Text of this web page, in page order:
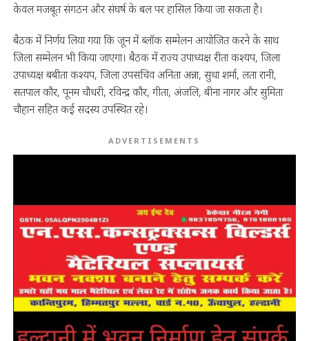
केवल मजबूत संगठन और संघर्ष के बल पर हासिल किया जा सकता है।
बैठक में निर्णय लिया गया कि जून में ब्लॉक सम्मेलन आयोजित करने के साथ
जिला सम्मेलन भी किया जाएगा। बैठक में राज्य उपाध्यक्ष रीता कश्यप, जिला
उपाध्यक्ष बबीता कश्यप, जिला उपसचिव अनिता अन्ना, सुधा शर्मा, लता रानी,
सतपाल कौर, पूनम चौधरी, रविन्द्र कौर, गीता, अंजलि, बीना नागर और सुमिता
चौहान सहित कई सदस्य उपस्थित रहे।
ADVERTISEMENTS